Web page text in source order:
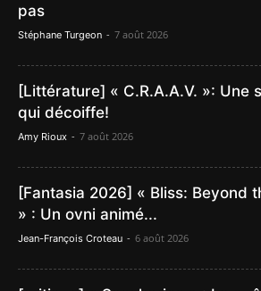
pas
Stéphane Turgeon - 7 août 2026
[Littérature] « C.R.A.A.V. »: Une
qui décoiffe!
Amy Rioux - 7 août 2026
[Fantasia 2026] « Bliss: Beyond
» : Un ovni animé...
Jean-François Croteau - 6 août 2026